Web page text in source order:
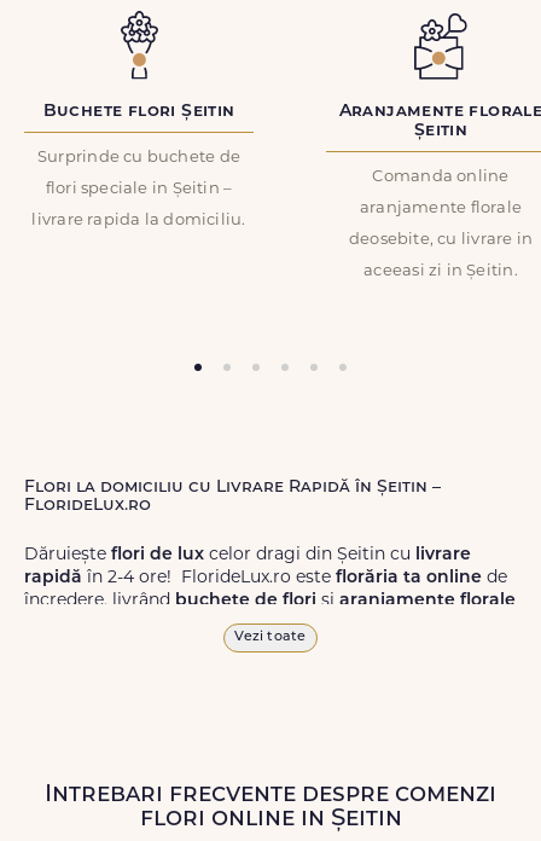
Buchete flori Șeitin
Surprinde cu buchete de
flori speciale in Șeitin –
livrare rapida la domiciliu.
Aranjamente
Șeitin
Comanda online
aranjamente florale
deosebite, cu livrare in
aceeasi zi in Șeitin.
Flori la domiciliu cu Livrare Rapidă în Șeitin –
FlorideLux.ro
Dăruiește flori de lux celor dragi din Șeitin cu livrare
rapidă în 2-4 ore! FlorideLux.ro este florăria ta online de
încredere, livrând buchete de flori și aranjamente florale
de calitate superioară în Șeitin și în toată România.
Livrăm buchete de florichiar și în weekend, pentru ca tu
să poți adresa un gest frumos atunci când ai nevoie.
Vezi toate
Intrebari frecvente despre comenzi
flori online in Șeitin